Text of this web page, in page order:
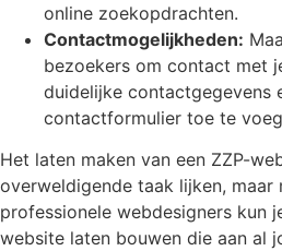
online zoekopdrachten.
Contactmogelijkheden:
bezoekers om contact met
duidelijke contactgegevens
contactformulier toe te
Het laten maken van een ZZP-
overweldigende taak lijken, maar
professionele webdesigners kun
website laten bouwen die aan al